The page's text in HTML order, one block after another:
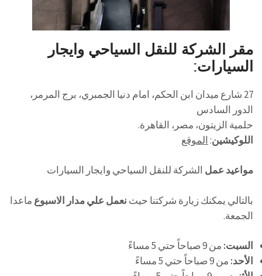
مقر الشركة للنقل السياحي وايجار
السيارات:
27 شارع ميدان ابن الحكم، امام دنيا الجمبري، برج المرمر،
الدور السادس
حلمية الزيتون، مصر، القاهرة.
اللوكيشين: الموقع
مواعيد عمل الشركة للنقل السياحي وايجار السيارات
بالتالي يمكنك زيارة شركتنا حيث نعمل علي مدار الاسبوع ماعدا
الجمعة.
السبت: من 9 صباحاً حتي 5 مساءً
الأحد: من 9 صباحاً حتي 5 مساءً